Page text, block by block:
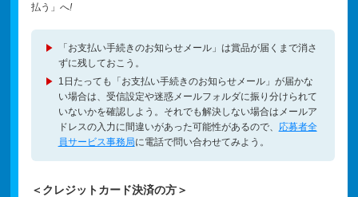
払う」へ!
「お支払い手続きのお知らせメール」は賞品が届くまで消さ
ずに残しておこう。
1日たっても「お支払い手続きのお知らせメール」が届かな
い場合は、受信設定や迷惑メールフォルダに振り分けられて
いないかを確認しよう。それでも解決しない場合はメールア
ドレスの入力に間違いがあった可能性があるので、
応募者全
員サービス事務局に電話で問い合わせてみよう。
＜クレジットカード決済の方＞